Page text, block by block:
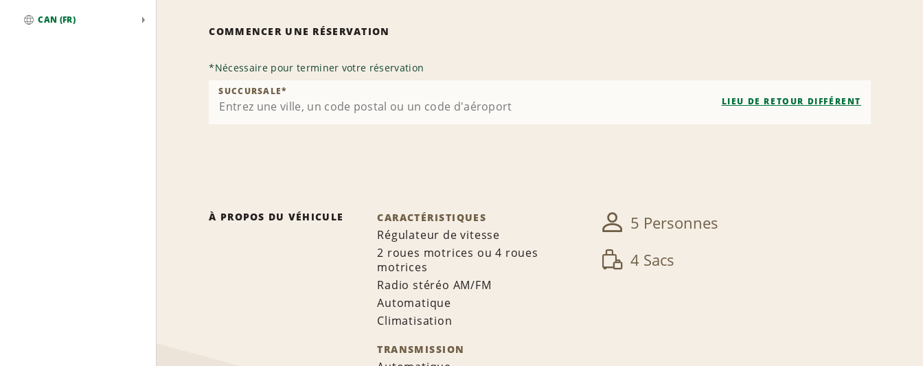
CAN (FR)
COMMENCER UNE RÉSERVATION
*Nécessaire pour terminer votre réservation
SUCCURSALE*
LIEU DE RETOUR DIFFÉRENT
À PROPOS DU VÉHICULE CARACTÉRISTIQUES
Régulateur de vitesse
2 roues motrices ou 4 roues
motrices
Radio stéréo AM/FM
Automatique
Climatisation
TRANSMISSION
5 Personnes
4 Sacs